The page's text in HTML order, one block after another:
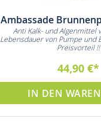
Ambassade
Anti Kalk- und Algenmittel
Lebensdauer von Pumpe und
Preisvorteil !!
44,90 €
IN DEN